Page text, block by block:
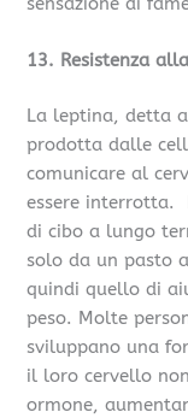
13. Resistenza
La leptina, detta
prodotta dalle
comunicare al
essere interrotta.
di cibo a lungo
solo da un pasto
quindi quello di
peso. Molte
sviluppano una
il loro cervello
ormone,